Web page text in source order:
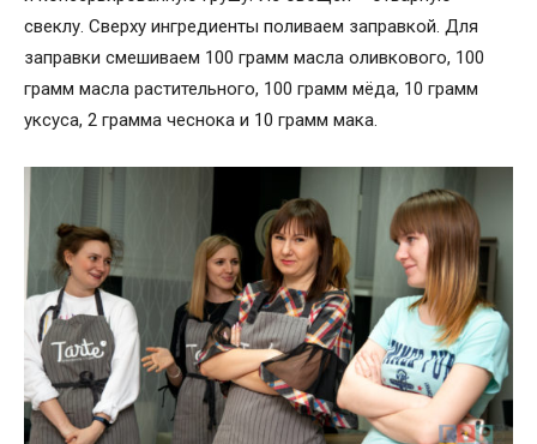
свеклу. Сверху ингредиенты поливаем заправкой. Для
заправки смешиваем 100 грамм масла оливкового, 100
грамм масла растительного, 100 грамм мёда, 10 грамм
уксуса, 2 грамма чеснока и 10 грамм мака.